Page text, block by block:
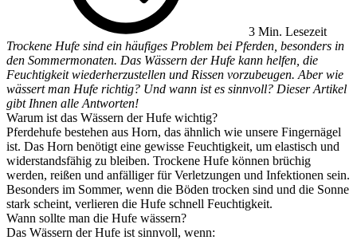
3 Min. Lesezeit
Trockene Hufe sind ein häufiges Problem bei Pferden, besonders in
den Sommermonaten. Das Wässern der Hufe kann helfen, die
Feuchtigkeit wiederherzustellen und Rissen vorzubeugen. Aber wie
wässert man Hufe richtig? Und wann ist es sinnvoll? Dieser Artikel
gibt Ihnen alle Antworten!
Warum ist das Wässern der Hufe wichtig?
Pferdehufe bestehen aus Horn, das ähnlich wie unsere Fingernägel
ist. Das Horn benötigt eine gewisse Feuchtigkeit, um elastisch und
widerstandsfähig zu bleiben. Trockene Hufe können brüchig
werden, reißen und anfälliger für Verletzungen und Infektionen sein.
Besonders im Sommer, wenn die Böden trocken sind und die Sonne
stark scheint, verlieren die Hufe schnell Feuchtigkeit.
Wann sollte man die Hufe wässern?
Das Wässern der Hufe ist sinnvoll, wenn: